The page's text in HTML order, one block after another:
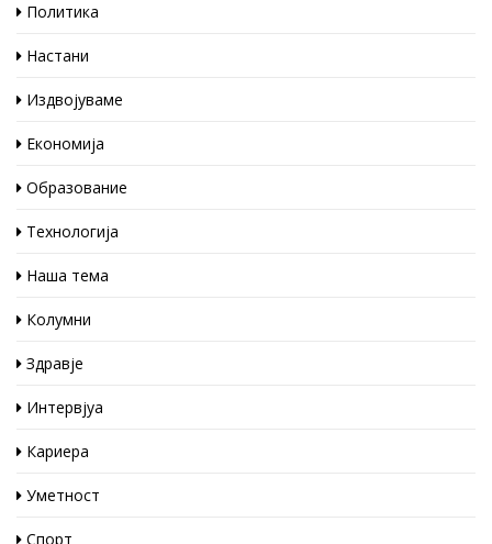
Политика
Настани
Издвојуваме
Економија
Образование
Технологија
Наша тема
Колумни
Здравје
Интервјуа
Кариера
Уметност
Спорт